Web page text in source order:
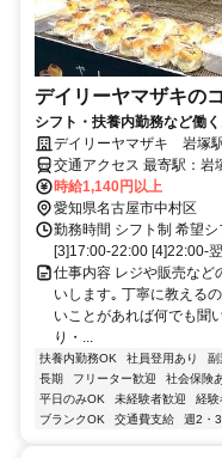
デイリーヤマザキの
シフト・扶養内勤務など働
校などプライベートと両立で
デイリーヤマザキ 岩塚
時給1,140円以上
愛知県名古屋市中村区
勤務時間 シフト制 希望
[3]17:00-22:00 [4]22:00-
仕事内容 レジや販売など
いします｡ 丁寧に教える
いことがあれば何でも聞
り・...
扶養内勤務OK 社員登用あり 副
長期
フリーター歓迎 社会保険
平日のみOK
未経験者歓迎 経験
ブランクOK
交通費支給 週2・